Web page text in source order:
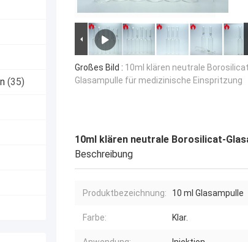
(35)
Großes Bild : 10ml klären neutrale
Glasampulle für medizinische Einspritzung
10ml klären neutrale Borosilicat-
Beschreibung
Produktbezeichnung: 10 ml Glasampulle
Farbe: Klar.